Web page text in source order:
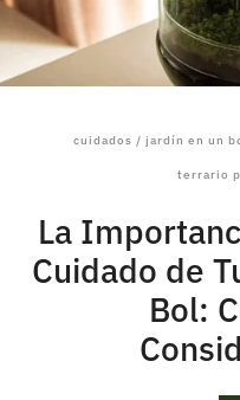
cuidados / jardín en un
terrario
La
Cuidado de
Bol: